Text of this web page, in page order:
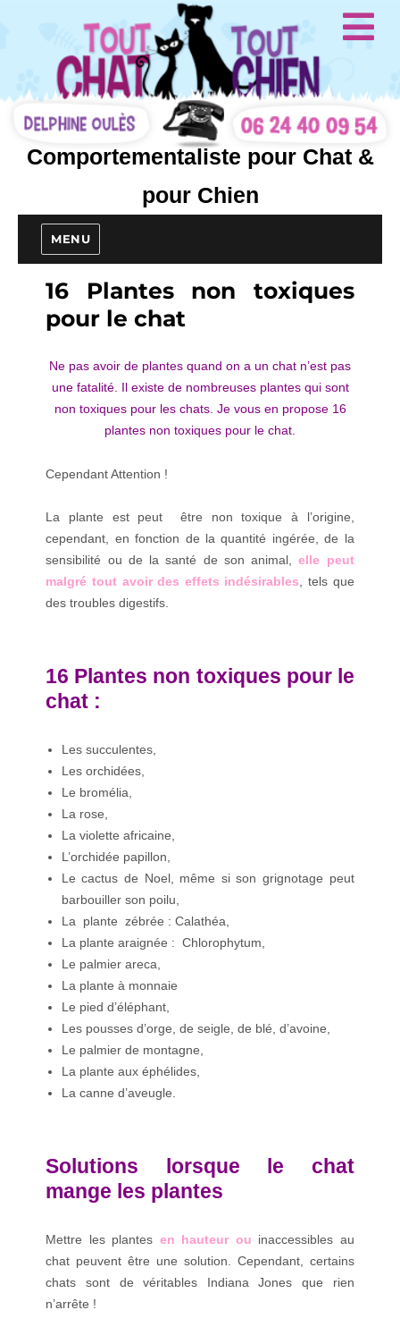
Comportementaliste pour Chat &
pour Chien
MENU
16 Plantes non toxiques
pour le chat
Ne pas avoir de plantes quand on a un chat n’est pas
une fatalité. Il existe de nombreuses plantes qui sont
non toxiques pour les chats. Je vous en propose 16
plantes non toxiques pour le chat.
Cependant Attention !
La plante est peut être non toxique à l’origine,
cependant, en fonction de la quantité ingérée, de la
sensibilité ou de la santé de son animal,
elle peut
malgré tout avoir des effets indésirables , tels que
des troubles digestifs.
16 Plantes non toxiques pour le
chat :
Les succulentes,
Les orchidées,
Le bromélia,
La rose,
La violette africaine,
L’orchidée papillon,
Le cactus de Noel, même si son grignotage peut
barbouiller son poilu,
La plante zébrée : Calathéa,
La plante araignée : Chlorophytum,
Le palmier areca,
La plante à monnaie
Le pied d’éléphant,
Les pousses d’orge, de seigle, de blé, d’avoine,
Le palmier de montagne,
La plante aux éphélides,
La canne d’aveugle.
Solutions lorsque le chat
mange les plantes
Mettre les plantes en hauteur ou inaccessibles au
chat peuvent être une solution. Cependant, certains
chats sont de véritables Indiana Jones que rien
n’arrête !